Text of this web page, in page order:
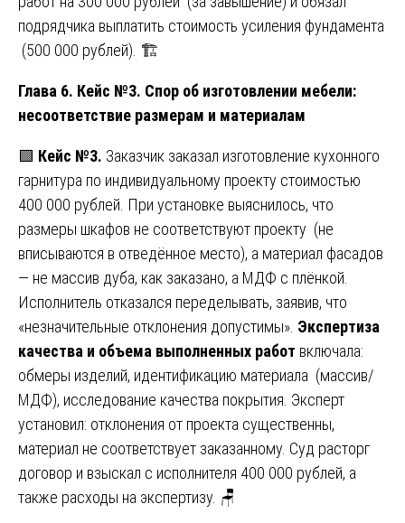
подрядчика выплатить стоимость усиления фундамента
(500 000 рублей). 🏗️
Глава 6. Кейс №3. Спор об изготовлении мебели:
несоответствие размерам и материалам
🟩 Кейс №3. Заказчик заказал изготовление кухонного
гарнитура по индивидуальному проекту стоимостью
400 000 рублей. При установке выяснилось, что
размеры шкафов не соответствуют проекту (не
вписываются в отведённое место), а материал фасадов
— не массив дуба, как заказано, а МДФ с плёнкой.
Исполнитель отказался переделывать, заявив, что
«незначительные отклонения допустимы». Экспертиза
качества и объема выполненных работ включала:
обмеры изделий, идентификацию материала (массив/
МДФ), исследование качества покрытия. Эксперт
установил: отклонения от проекта существенны,
материал не соответствует заказанному. Суд расторг
договор и взыскал с исполнителя 400 000 рублей, а
также расходы на экспертизу. 🪑